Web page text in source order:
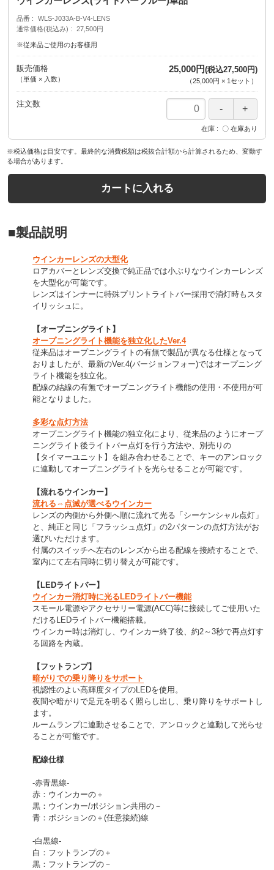
品番
WLS-J033A-B-V4-LENS
通常価格(税込み)
27,500円
※従来品ご使用のお客様用
販売価格
（単価 × 入数）
25,000円(税込27,500円)
（25,000円 × 1セット ）
注文数
在庫 〇 在庫あり
※税込価格は目安です。最終的な消費税額は税抜合計額から計算されるため、変動す
る場合があります。
カートに入れる
■製品説明
ウインカーレンズの大型化
ロアカバーとレンズ交換で純正品では小ぶりなウインカーレンズ
を大型化が可能です。
レンズはインナーに特殊プリントライトバー採用で消灯時もスタ
イリッシュに。
【オープニングライト】
オープニングライト機能を独立化したVer.4
従来品はオープニングライトの有無で製品が異なる仕様となって
おりましたが、最新のVer.4(バージョンフォー)ではオープニング
ライト機能を独立化。
配線の結線の有無でオープニングライト機能の使用・不使用が可
能となりました。
多彩な点灯方法
オープニングライト機能の独立化により、従来品のようにオープ
ニングライト後ライトバー点灯を行う方法や、別売りの
【タイマーユニット】を組み合わせることで、キーのアンロック
に連動してオープニングライトを光らせることが可能です。
【流れるウインカー】
流れる⇔点滅が選べるウインカー
レンズの内側から外側へ順に流れて光る「シーケンシャル点灯」
と、純正と同じ「フラッシュ点灯」の2パターンの点灯方法がお
選びいただけます。
付属のスイッチへ左右のレンズから出る配線を接続することで、
室内にて左右同時に切り替えが可能です。
【LEDライトバー】
ウインカー消灯時に光るLEDライトバー機能
スモール電源やアクセサリー電源(ACC)等に接続してご使用いた
だけるLEDライトバー機能搭載。
ウインカー時は消灯し、ウインカー終了後、約2～3秒で再点灯す
る回路を内蔵。
【フットランプ】
暗がりでの乗り降りをサポート
視認性のよい高輝度タイプのLEDを使用。
夜間や暗がりで足元を明るく照らし出し、乗り降りをサポートし
ます。
ルームランプに連動させることで、アンロックと連動して光らせ
ることが可能です。
配線仕様
-赤青黒線-
赤：ウインカーの＋
黒：ウインカー/ポジション共用の－
青：ポジションの＋(任意接続)線
-白黒線-
白：フットランプの＋
黒：フットランプの－